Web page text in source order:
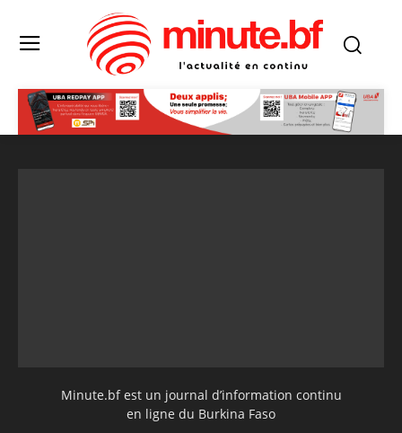
Minute.bf est un journal d’information continu
en ligne du Burkina Faso